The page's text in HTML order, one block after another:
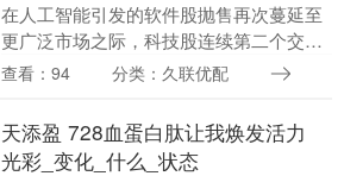
在人工智能引发的软件股抛售再次蔓延至
更广泛市场之际，科技股连续第二个交易
日大幅下挫。 纳斯达克100指数收跌
来最大两日....
查看：94 分类：久联优配
天添盈 728血蛋白肽让我焕发活力
光彩_变化_什么_状态